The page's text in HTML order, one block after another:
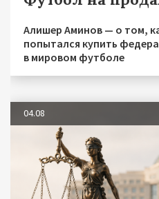
Алишер Аминов — о том,
попытался купить
в мировом футболе
04.08